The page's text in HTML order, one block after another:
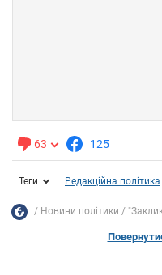
63 125
Теги Редакційна політика
Новини політики